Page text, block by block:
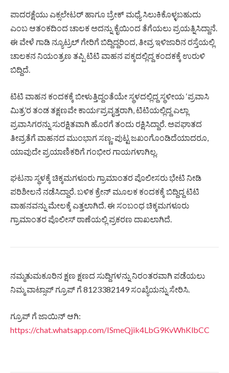
ಪಾದರಕ್ಷೆಯು ಎಕ್ಸಲೇಟರ್ ಹಾಗೂ ಬ್ರೇಕ್ ಮಧ್ಯೆ ಸಿಲುಕಿಕೊಳ್ಳಬಹುದು
ಎಂಬ ಆತಂಕದಿಂದ ಚಾಲಕ ಅದನ್ನು ಕೈಯಿಂದ ತೆಗೆಯಲು ಪ್ರಯತ್ನಿಸಿದ್ದಾನೆ.
ಈ ವೇಳೆ ಗಾಡಿ ನ್ಯೂಟ್ರಲ್ ಗೇರಿಗೆ ಬಿದ್ದಿದ್ದರಿಂದ, ತೀವ್ರ ಇಳಿಜಾರಿನ ರಸ್ತೆಯಲ್ಲಿ
ಚಾಲಕನ ನಿಯಂತ್ರಣ ತಪ್ಪಿ ಟಿಟಿ ವಾಹನ ಪಕ್ಕದಲ್ಲಿದ್ದ ಕಂದಕಕ್ಕೆ ಉರುಳಿ
ಬಿದ್ದಿದೆ.
ಟಿಟಿ ವಾಹನ ಕಂದಕಕ್ಕೆ ಬೀಳುತ್ತಿದ್ದಂತೆಯೇ ಸ್ಥಳದಲ್ಲಿದ್ದ ಸ್ಥಳೀಯ ‘ಪ್ರವಾಸಿ
ಮಿತ್ರ’ರ ತಂಡ ತಕ್ಷಣವೇ ಕಾರ್ಯಪ್ರವೃತ್ತರಾಗಿ, ಟಿಟಿಯಲ್ಲಿದ್ದ ಎಲ್ಲಾ
ಪ್ರವಾಸಿಗರನ್ನು ಸುರಕ್ಷಿತವಾಗಿ ಹೊರಗೆ ತಂದು ರಕ್ಷಿಸಿದ್ದಾರೆ. ಅಪಘಾತದ
ತೀವ್ರತೆಗೆ ವಾಹನದ ಮುಂಭಾಗ ಸಣ್ಣ-ಪುಟ್ಟ ಜಖಂಗೊಂಡಿದೆಯಾದರೂ,
ಯಾವುದೇ ಪ್ರಯಾಣಿಕರಿಗೆ ಗಂಭೀರ ಗಾಯಗಳಾಗಿಲ್ಲ.
ಘಟನಾ ಸ್ಥಳಕ್ಕೆ ಚಿಕ್ಕಮಗಳೂರು ಗ್ರಾಮಾಂತರ ಪೊಲೀಸರು ಭೇಟಿ ನೀಡಿ
ಪರಿಶೀಲನೆ ನಡೆಸಿದ್ದಾರೆ. ಬಳಿಕ ಕ್ರೇನ್ ಮೂಲಕ ಕಂದಕಕ್ಕೆ ಬಿದ್ದಿದ್ದ ಟಿಟಿ
ವಾಹನವನ್ನು ಮೇಲಕ್ಕೆ ಎತ್ತಲಾಗಿದೆ. ಈ ಸಂಬಂಧ ಚಿಕ್ಕಮಗಳೂರು
ಗ್ರಾಮಾಂತರ ಪೊಲೀಸ್ ಠಾಣೆಯಲ್ಲಿ ಪ್ರಕರಣ ದಾಖಲಾಗಿದೆ.
ನಮ್ಮತುಮಕೂರಿನ ಕ್ಷಣ ಕ್ಷಣದ ಸುದ್ದಿಗಳನ್ನು ನಿರಂತರವಾಗಿ ಪಡೆಯಲು
ನಿಮ್ಮ ವಾಟ್ಸಾಪ್ ಗ್ರೂಪ್ ಗೆ 8123382149 ಸಂಖ್ಯೆಯನ್ನು ಸೇರಿಸಿ.
ಗ್ರೂಪ್ ಗೆ ಜಾಯಿನ್ ಆಗಿ:
https://chat.whatsapp.com/ISmeQjik4LbG9KvWhKlbCC